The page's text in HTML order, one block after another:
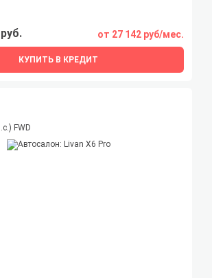
от 27 142 руб/мес.
КУПИТЬ В КРЕДИТ
FWD